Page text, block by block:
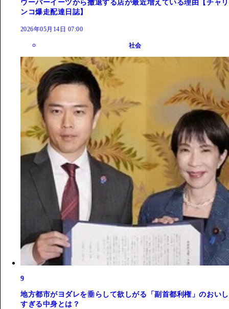
ウーバーイーツから撤退する店が最近増えている理由【チャリ
ンコ爆走配達日誌】
2026年05月14日 07:00
社会
9
地方都市がヨダレを垂らして欲しがる「副首都利権」のおいし
すぎる中身とは？